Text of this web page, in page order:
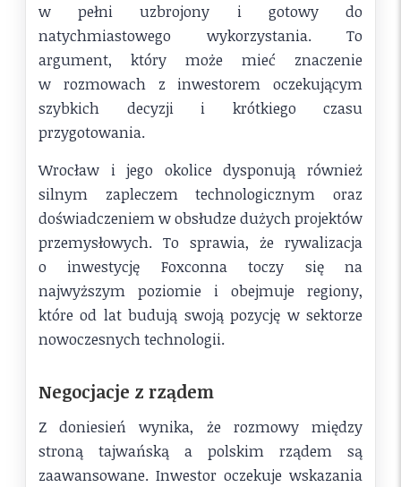
w pełni uzbrojony i gotowy do
natychmiastowego wykorzystania. To
argument, który może mieć znaczenie
w rozmowach z inwestorem oczekującym
szybkich decyzji i krótkiego czasu
przygotowania.
Wrocław i jego okolice dysponują również
silnym zapleczem technologicznym oraz
doświadczeniem w obsłudze dużych projektów
przemysłowych. To sprawia, że rywalizacja
o inwestycję Foxconna toczy się na
najwyższym poziomie i obejmuje regiony,
które od lat budują swoją pozycję w sektorze
nowoczesnych technologii.
Negocjacje z rządem
Z doniesień wynika, że rozmowy między
stroną tajwańską a polskim rządem są
zaawansowane. Inwestor oczekuje wskazania